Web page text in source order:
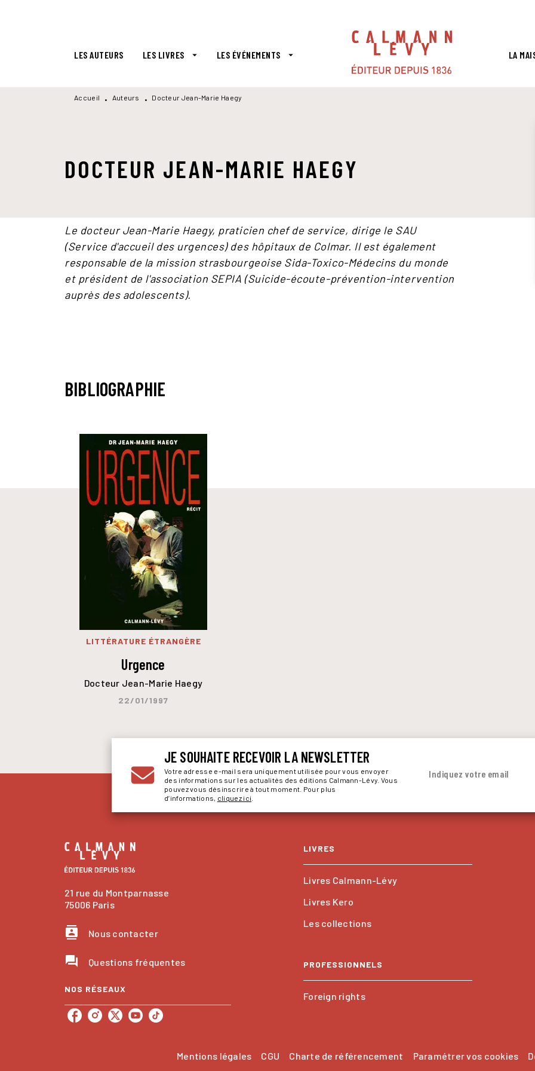
LES AUTEURS LES LIVRES arrow_drop_down LES ÉVÉNEMENTS arrow_drop_down LA
Accueil • Auteurs • Docteur Jean-Marie Haegy
DOCTEUR JEAN-MARIE HAEGY
Le docteur Jean-Marie Haegy, praticien chef de service, dirige le SAU
(Service d'accueil des urgences) des hôpitaux de Colmar. Il est également
responsable de la mission strasbourgeoise Sida-Toxico-Médecins du monde
et président de l'association SEPIA (Suicide-écoute-prévention-intervention
auprès des adolescents).
BIBLIOGRAPHIE
LITTÉRATURE ÉTRANGÈRE
Urgence
Docteur Jean-Marie Haegy
22/01/1997
JE SOUHAITE RECEVOIR LA NEWSLETTER
Votre adresse e-mail sera uniquement utilisée pour vous envoyer
des informations sur les actualités des éditions Calmann-Lévy. Vous
pouvez vous désinscrire à tout moment. Pour plus
d’informations, cliquez ici
Indiquez votre email
21 rue du Montparnasse
75006 Paris
contacts Nous contacter
question_answer Questions fréquentes
NOS RÉSEAUX
LIVRES
Livres Calmann-Lévy
Livres Kero
Les collections
PROFESSIONNELS
Foreign rights
Mentions légales CGU Charte de référencement Paramétrer vos cookies